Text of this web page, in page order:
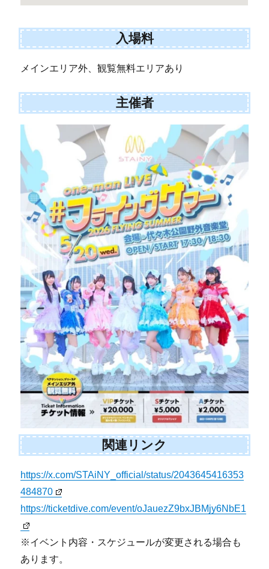
入場料
メインエリア外、観覧無料エリアあり
主催者
関連リンク
https://x.com/STAiNY_official/status/2043645416353
484870
https://ticketdive.com/event/oJauezZ9bxJBMjy6NbE1
※イベント内容・スケジュールが変更される場合も
あります。